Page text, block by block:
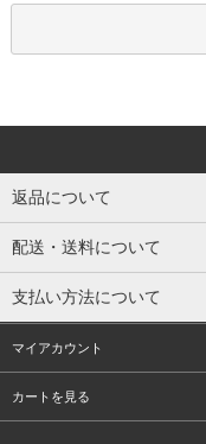
返品について
配送・送料について
支払い方法について
マイアカウント
カートを見る